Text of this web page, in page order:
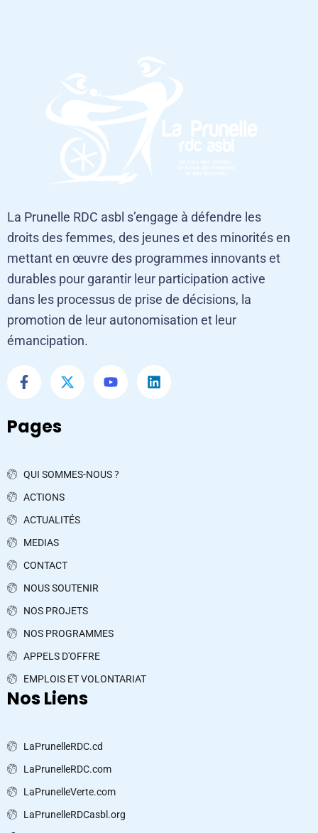
La Prunelle RDC asbl s’engage à défendre les
droits des femmes, des jeunes et des minorités en
mettant en œuvre des programmes innovants et
durables pour garantir leur participation active
dans les processus de prise de décisions, la
promotion de leur autonomisation et leur
émancipation.
Pages
QUI SOMMES-NOUS ?
ACTIONS
ACTUALITÉS
MEDIAS
CONTACT
NOUS SOUTENIR
NOS PROJETS
NOS PROGRAMMES
APPELS D'OFFRE
EMPLOIS ET VOLONTARIAT
Nos Liens
LaPrunelleRDC.cd
LaPrunelleRDC.com
LaPrunelleVerte.com
LaPrunelleRDCasbl.org